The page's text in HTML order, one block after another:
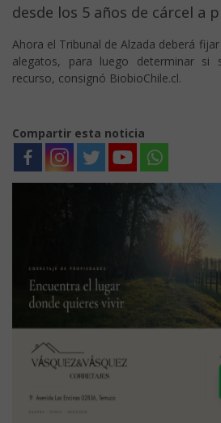
desde los 5 años de cárcel a
Ahora el Tribunal de Alzada deberá
alegatos, para luego determinar si
recurso, consignó BiobioChile.cl.
Compartir esta noticia